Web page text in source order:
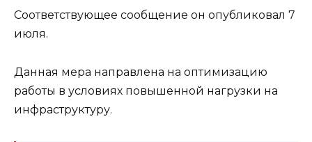
Соответствующее сообщение он опубликовал 7
июля.
Данная мера направлена на оптимизацию
работы в условиях повышенной нагрузки на
инфраструктуру.